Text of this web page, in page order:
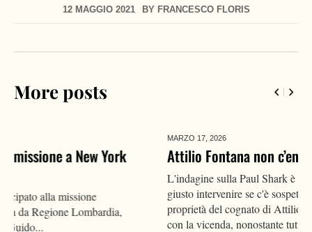
12 MAGGIO 2021 BY FRANCESCO FLORIS
More posts
Attilio Fontana non c’entra niente con il caporalato
L'indagine sulla Paul Shark è naturalmente sacrosanta ed è
giusto intervenire se c'è sospetto di sfruttamento. L'azienda è di
proprietà del cognato di Attilio Fontana. Che non c'entra nulla
con la vicenda, nonostante tutti titoleranno sul governatore